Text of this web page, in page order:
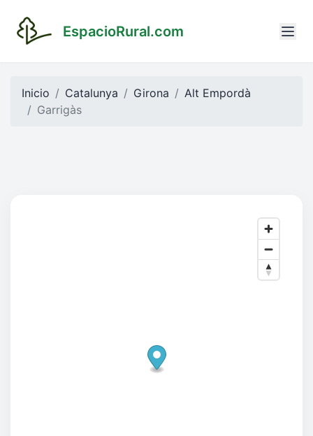
EspacioRural.com
Inicio Catalunya Girona
Alt Empordà
Garrigàs